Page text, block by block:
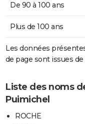
De 90 à 100 ans
Plus de 100 ans
Les données
de page sont issues
Liste des noms
Puimichel
ROCHE